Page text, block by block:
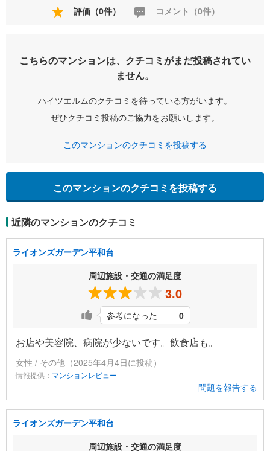
評価（0件） コメント（0件）
こちらのマンションは、クチコミがまだ投稿されてい
ません。
ハイツエルムのクチコミを待っている方がいます。
ぜひクチコミ投稿のご協力をお願いします。
このマンションのクチコミを投稿する
このマンションのクチコミを投稿する
近隣のマンションのクチコミ
ライオンズガーデン平和台
周辺施設・交通の満足度
3.0
参考になった 0
お店や美容院、病院が少ないです。飲食店も。
女性 / その他（2025年4月4日に投稿）
情報提供： マンションレビュー
問題を報告する
ライオンズガーデン平和台
周辺施設・交通の満足度